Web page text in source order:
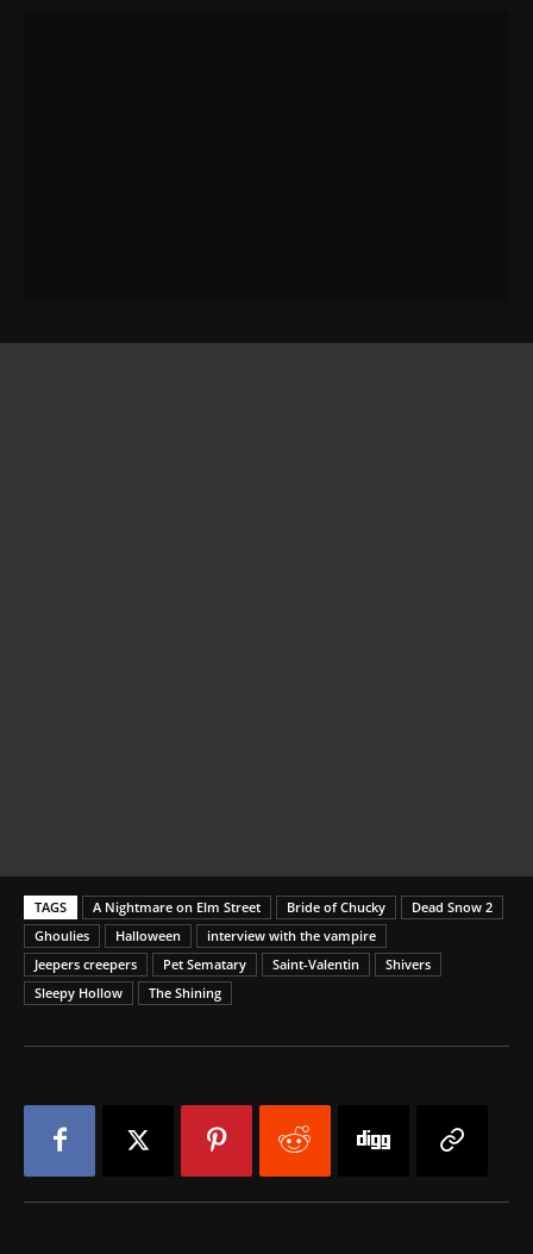
TAGS A Nightmare on Elm Street Bride of Chucky
Dead Snow 2
Ghoulies
Halloween
interview with the vampire
Jeepers creepers
Pet Sematary Saint-Valentin
Shivers
Sleepy Hollow
The Shining